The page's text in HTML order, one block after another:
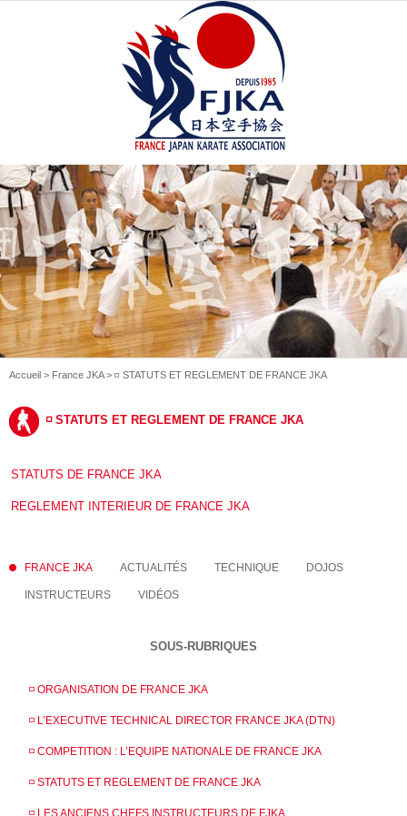
Accueil > France JKA> ◽️ STATUTS ET REGLEMENT DE FRANCE JKA
◽️ STATUTS ET REGLEMENT DE FRANCE JKA
STATUTS DE FRANCE JKA
REGLEMENT INTERIEUR DE FRANCE JKA
FRANCE JKA ACTUALITÉS TECHNIQUE DOJOS
INSTRUCTEURS VIDÉOS
SOUS-RUBRIQUES
◽️ ORGANISATION DE FRANCE JKA
◽️ L’EXECUTIVE TECHNICAL DIRECTOR FRANCE JKA (DTN)
◽️ COMPETITION : L’EQUIPE NATIONALE DE FRANCE JKA
◽️ STATUTS ET REGLEMENT DE FRANCE JKA